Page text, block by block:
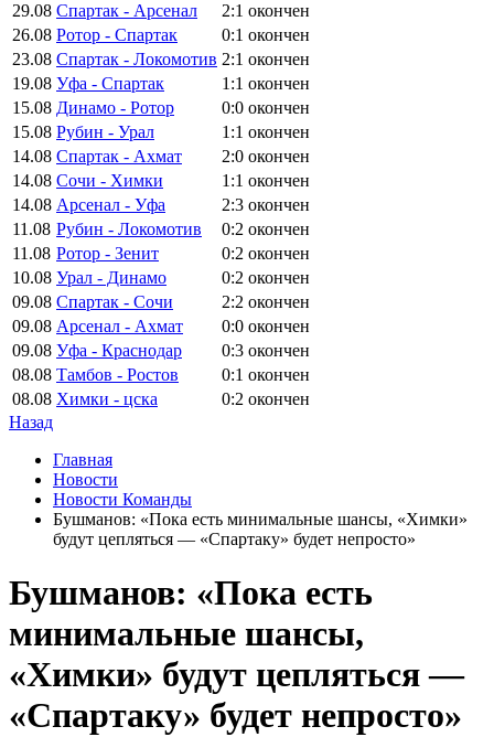
29.08 Спартак - Арсенал 2:1 окончен
26.08 Ротор - Спартак 0:1 окончен
23.08 Спартак - Локомотив 2:1 окончен
19.08 Уфа - Спартак 1:1 окончен
15.08 Динамо - Ротор 0:0 окончен
15.08 Рубин - Урал 1:1 окончен
14.08 Спартак - Ахмат 2:0 окончен
14.08 Сочи - Химки 1:1 окончен
14.08 Арсенал - Уфа 2:3 окончен
11.08 Рубин - Локомотив 0:2 окончен
11.08 Ротор - Зенит 0:2 окончен
10.08 Урал - Динамо 0:2 окончен
09.08 Спартак - Сочи 2:2 окончен
09.08 Арсенал - Ахмат 0:0 окончен
09.08 Уфа - Краснодар 0:3 окончен
08.08 Тамбов - Ростов 0:1 окончен
08.08 Химки - цска 0:2 окончен
Назад
Главная
Новости
Новости Команды
Бушманов: «Пока есть минимальные шансы, «Химки»
будут цепляться — «Спартаку» будет непросто»
Бушманов: «Пока есть
минимальные шансы,
«Химки» будут цепляться —
«Спартаку» будет непросто»